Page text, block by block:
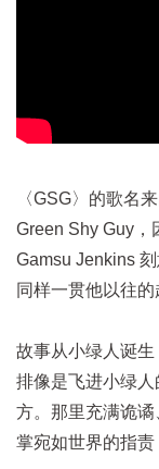
〈GSG〉的歌名
Green Shy Guy，
Gamsu Jenkins
同样一贯他以往的
故事从小绿人诞
排像是飞进小绿
方。那里充满诡
掌宛如世界的指责